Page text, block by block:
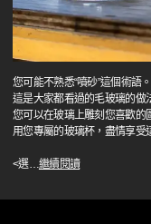
您可能不熟悉“噴砂”這個術語。
這是大家都看過的毛玻璃的做
您可以在玻璃上雕刻您喜歡的
用您專屬的玻璃杯，盡情享受
<選…繼續閱讀